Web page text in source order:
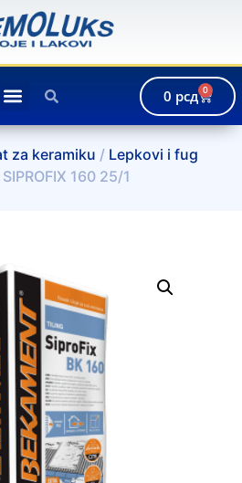
0 рсд 0
za keramiku / Lepkovi i fug
160 25/1